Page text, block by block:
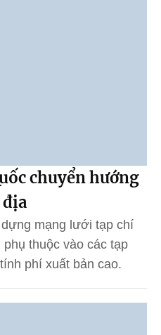
chuyển hướng
mạng lưới tạp chí
thuộc vào các tạp
phí xuất bản cao.